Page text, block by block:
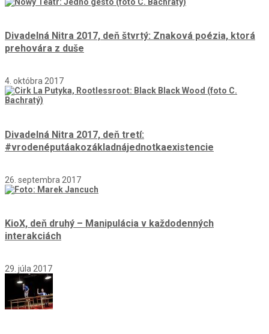
Divadelná Nitra 2017, deň štvrtý: Znaková poézia, ktorá
prehovára z duše
4. októbra 2017
Divadelná Nitra 2017, deň tretí:
#vrodenéputáakozákladnájednotkaexistencie
26. septembra 2017
KioX, deň druhý – Manipulácia v každodenných
interakciách
29. júla 2017